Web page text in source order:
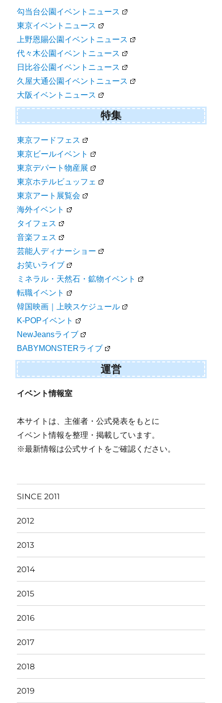
勾当台公園イベントニュース
東京イベントニュース
上野恩賜公園イベントニュース
代々木公園イベントニュース
日比谷公園イベントニュース
久屋大通公園イベントニュース
大阪イベントニュース
特集
東京フードフェス
東京ビールイベント
東京デパート物産展
東京ホテルビュッフェ
東京アート展覧会
海外イベント
タイフェス
音楽フェス
芸能人ディナーショー
お笑いライブ
ミネラル・天然石・鉱物イベント
転職イベント
韓国映画｜上映スケジュール
K-POPイベント
NewJeansライブ
BABYMONSTERライブ
運営
イベント情報室
本サイトは、主催者・公式発表をもとに
イベント情報を整理・掲載しています。
※最新情報は公式サイトをご確認ください。
SINCE 2011
2012
2013
2014
2015
2016
2017
2018
2019